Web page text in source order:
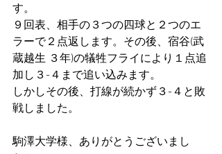
す。
９回表、相手の３つの四球と２つのエ
ラーで２点返します。その後、宿谷(武
蔵越生 ３年)の犠牲フライにより１点追
加し３-４まで追い込みます。
しかしその後、打線が続かず３-４と敗
戦しました。
駒澤大学様、ありがとうございまし